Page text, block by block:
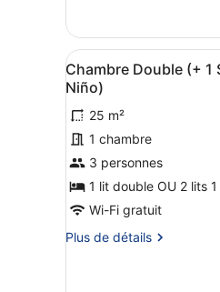
Supérieure
(+1
Supletoria,
Adultos)
le
type
de
chambre
Chambre
Double
Supérieure
(+1
Supletoria,
Adultos)
Afficher
toutes
photos
pour
ce
type
de
Chambre
6
Chambre Double (+ 1
Niño)
25 m²
1 chambre
3 personnes
1 lit double OU 2 lits
Wi-Fi gratuit
Plus de détails
Plus